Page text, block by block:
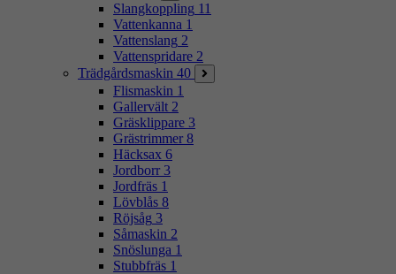
Slangkoppling 11
Vattenkanna 1
Vattenslang 2
Vattenspridare 2
Trädgårdsmaskin 40
Flismaskin 1
Gallervält 2
Gräsklippare 3
Grästrimmer 8
Häcksax 6
Jordborr 3
Jordfräs 1
Lövblås 8
Röjsåg 3
Såmaskin 2
Snöslunga 1
Stubbfräs 1